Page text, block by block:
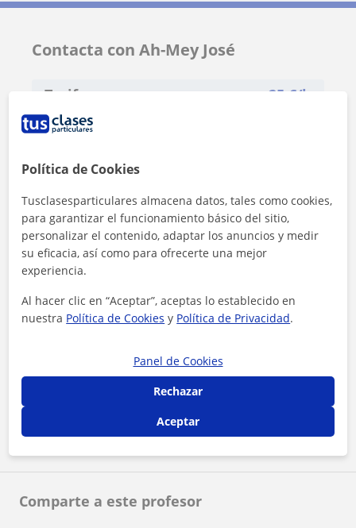
Comparte a este profesor
Contacta con Ah-Mey José
Tarifa 25 €/h
Al hacer clic, aceptas nuestroaviso legaly de
Contactar ahora
Política de Cookies
Tusclasesparticulares almacena datos, tales como cookies,
para garantizar el funcionamiento básico del sitio,
personalizar el contenido, adaptar los anuncios y medir
su eficacia, así como para ofrecerte una mejor
experiencia.
Al hacer clic en “Aceptar”, aceptas lo establecido en
nuestra Política de Cookies y Política de Privacidad.
Panel de Cookies
Rechazar
Aceptar